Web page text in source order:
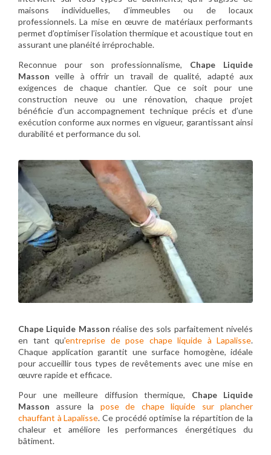
maisons individuelles, d’immeubles ou de locaux
professionnels. La mise en œuvre de matériaux performants
permet d’optimiser l’isolation thermique et acoustique tout en
assurant une planéité irréprochable.
Reconnue pour son professionnalisme, Chape Liquide
Masson veille à offrir un travail de qualité, adapté aux
exigences de chaque chantier. Que ce soit pour une
construction neuve ou une rénovation, chaque projet
bénéficie d’un accompagnement technique précis et d’une
exécution conforme aux normes en vigueur, garantissant ainsi
durabilité et performance du sol.
Chape Liquide Masson réalise des sols parfaitement nivelés
en tant qu’entreprise de pose chape liquide à Lapalisse.
Chaque application garantit une surface homogène, idéale
pour accueillir tous types de revêtements avec une mise en
œuvre rapide et efficace.
Pour une meilleure diffusion thermique, Chape Liquide
Masson assure la pose de chape liquide sur plancher
chauffant à Lapalisse. Ce procédé optimise la répartition de la
chaleur et améliore les performances énergétiques du
bâtiment.